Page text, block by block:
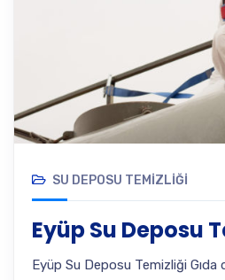
SU DEPOSU TEMIZLIĞI
Eyüp Su Deposu
Eyüp Su Deposu Temizliği Gıda